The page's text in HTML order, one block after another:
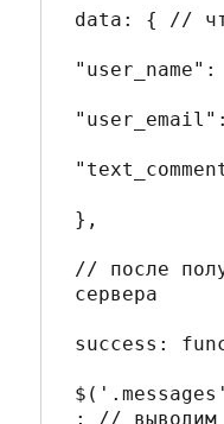
data: { //
"user_name": 	user_name,
"user_email":
},
// после
сервера
success:
; // выводим